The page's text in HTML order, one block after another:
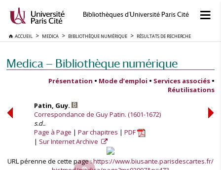
Bibliothèques d'Université Paris Cité
ACCUEIL MEDICA BIBLIOTHÈQUE NUMÉRIQUE RÉSULTATS DE RECHERCHE
Medica — Bibliothèque numérique
Présentation • Mode d’emploi • Services associés •
Réutilisations
Patin, Guy.
Correspondance de Guy Patin. (1601-1672)
s.d..
Page à Page
Par chapitres
PDF
Sur Internet Archive
URL pérenne de cette page :https://www.biusante.parisdescartes.fr/